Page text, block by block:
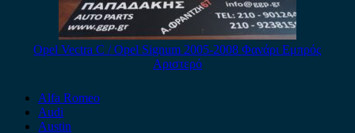
Opel Vectra C / Opel Signum 2005-2008 Φανάρι Εμπρός
Αριστερό
Alfa Romeo
Audi
Austin